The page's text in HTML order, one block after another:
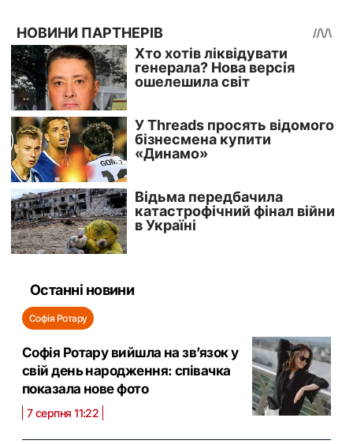
Останні новини
Софія Ротару
Софія Ротару вийшла на зв’язок у
свій день народження: співачка
показала нове фото
7 серпня 11:22